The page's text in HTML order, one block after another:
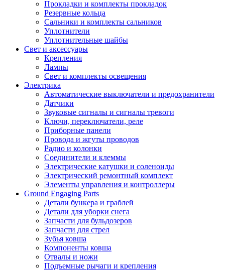
Прокладки и комплекты прокладок
Резервные кольца
Сальники и комплекты сальников
Уплотнители
Уплотнительные шайбы
Свет и аксессуары
Крепления
Лампы
Свет и комплекты освещения
Электрика
Автоматические выключатели и предохранители
Датчики
Звуковые сигналы и сигналы тревоги
Ключи, переключатели, реле
Приборные панели
Провода и жгуты проводов
Радио и колонки
Соединители и клеммы
Электрические катушки и соленоиды
Электрический ремонтный комплект
Элементы управления и контроллеры
Ground Engaging Parts
Детали бункера и граблей
Детали для уборки снега
Запчасти для бульдозеров
Запчасти для стрел
Зубья ковша
Компоненты ковша
Отвалы и ножи
Подъемные рычаги и крепления